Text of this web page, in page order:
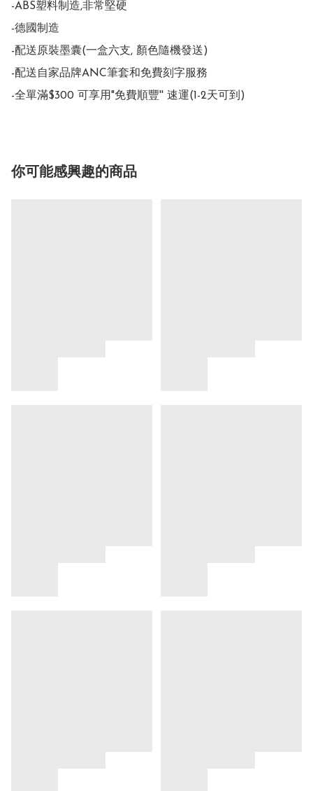
-ABS塑料制造,非常堅硬
-德國制造
-配送原裝墨囊(一盒六支, 顏色隨機發送)
-配送自家品牌ANC筆套和免費刻字服務
-全單滿$300 可享用"免費順豐'' 速運(1-2天可到)
你可能感興趣的商品